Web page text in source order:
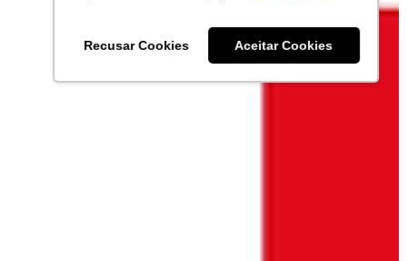
Recusar Cookies Aceitar Cookies